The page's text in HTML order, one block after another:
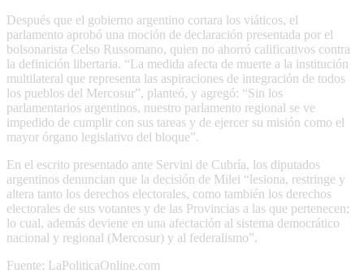
Después que el gobierno argentino cortara los viáticos, el
parlamento aprobó una moción de declaración presentada por el
bolsonarista Celso Russomano, quien no ahorró calificativos contra
la definición libertaria. “La medida afecta de muerte a la institución
multilateral que representa las aspiraciones de integración de todos
los pueblos del Mercosur”, planteó, y agregó: “Sin los
parlamentarios argentinos, nuestro parlamento regional se ve
impedido de cumplir con sus tareas y de ejercer su misión como el
mayor órgano legislativo del bloque”.
En el escrito presentado ante Servini de Cubría, los diputados
argentinos denuncian que la decisión de Milei “lesiona, restringe y
altera tanto los derechos electorales, como también los derechos
electorales de sus votantes y de las Provincias a las que pertenecen;
lo cual, además deviene en una afectación al sistema democrático
nacional y regional (Mercosur) y al federalismo”.
Fuente: LaPoliticaOnline.com